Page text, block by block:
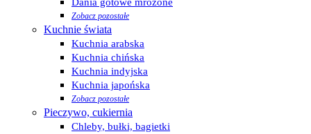
Zobacz pozostałe
Kuchnie świata
Kuchnia arabska
Kuchnia chińska
Kuchnia indyjska
Kuchnia japońska
Zobacz pozostałe
Pieczywo, cukiernia
Chleby, bułki, bagietki